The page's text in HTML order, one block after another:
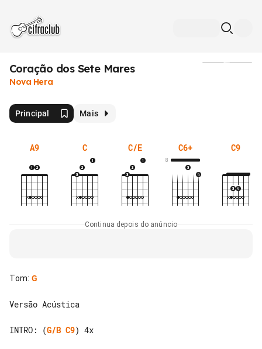
Coração dos Sete Mares
Nova Hera
Principal Mais
A9 C C/E C6+
8
C9
Continua depois do anúncio
Tom: G
Versão Acústica
INTRO: (G/B C9) 4x